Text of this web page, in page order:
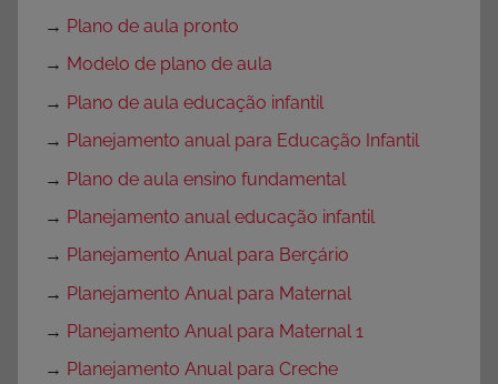
→ Plano de aula pronto
→ Modelo de plano de aula
→ Plano de aula educação infantil
→ Planejamento anual para Educação Infantil
→ Plano de aula ensino fundamental
→ Planejamento anual educação infantil
→ Planejamento Anual para Berçário
→ Planejamento Anual para Maternal
→ Planejamento Anual para Maternal 1
→ Planejamento Anual para Creche